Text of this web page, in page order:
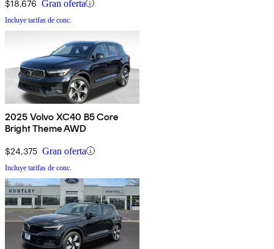
$18,676 Gran oferta
Incluye tarifas de conc.
2025 Volvo XC40 B5 Core
Bright Theme AWD
$24,375 Gran oferta
Incluye tarifas de conc.